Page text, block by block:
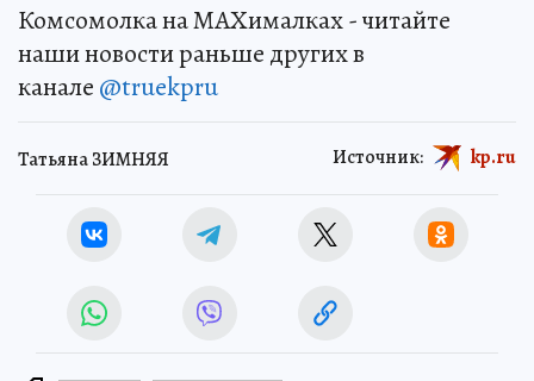
Комсомолка на MAXималках - читайте
наши новости раньше других в
канале @truekpru
Татьяна ЗИМНЯЯ Источник: kp.ru